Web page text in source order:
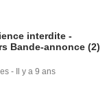
interdite -
Bande-annonce (2)
- Il y a 9 ans